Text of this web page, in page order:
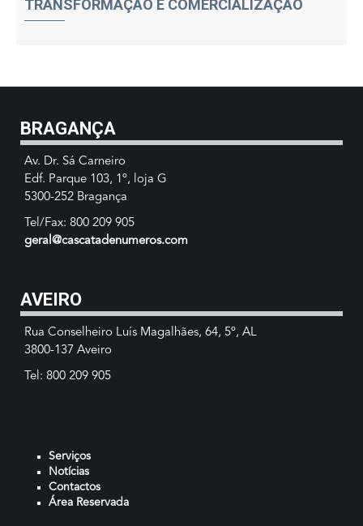
TRANSFORMAÇÃO E COMERCIALIZAÇÃO
BRAGANÇA
Av. Dr. Sá Carneiro
Edf. Parque 103, 1º, loja G
5300-252 Bragança
Tel/Fax: 800 209 905
geral@cascatadenumeros.com
AVEIRO
Rua Conselheiro Luís Magalhães, 64, 5º, AL
3800-137 Aveiro
Tel: 800 209 905
Serviços
Notícias
Contactos
Área Reservada